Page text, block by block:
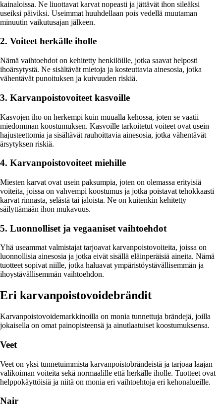
kainaloissa. Ne liuottavat karvat nopeasti ja jättävät ihon sileäksi
useiksi päiviksi. Useimmat huuhdellaan pois vedellä muutaman
minuutin vaikutusajan jälkeen.
2. Voiteet herkälle iholle
Nämä vaihtoehdot on kehitetty henkilöille, jotka saavat helposti
ihoärsytystä. Ne sisältävät mietoja ja kosteuttavia ainesosia, jotka
vähentävät punoituksen ja kuivuuden riskiä.
3. Karvanpoistovoiteet kasvoille
Kasvojen iho on herkempi kuin muualla kehossa, joten se vaatii
miedomman koostumuksen. Kasvoille tarkoitetut voiteet ovat usein
hajusteettomia ja sisältävät rauhoittavia ainesosia, jotka vähentävät
ärsytyksen riskiä.
4. Karvanpoistovoiteet miehille
Miesten karvat ovat usein paksumpia, joten on olemassa erityisiä
voiteita, joissa on vahvempi koostumus ja jotka poistavat tehokkaasti
karvat rinnasta, selästä tai jaloista. Ne on kuitenkin kehitetty
säilyttämään ihon mukavuus.
5. Luonnolliset ja vegaaniset vaihtoehdot
Yhä useammat valmistajat tarjoavat karvanpoistovoiteita, joissa on
luonnollisia ainesosia ja jotka eivät sisällä eläinperäisiä aineita. Nämä
tuotteet sopivat niille, jotka haluavat ympäristöystävällisemmän ja
ihoystävällisemmän vaihtoehdon.
Eri karvanpoistovoidebrändit
Karvanpoistovoidemarkkinoilla on monia tunnettuja brändejä, joilla
jokaisella on omat painopisteensä ja ainutlaatuiset koostumuksensa.
Veet
Veet on yksi tunnetuimmista karvanpoistobrändeistä ja tarjoaa laajan
valikoiman voiteita sekä normaalille että herkälle iholle. Tuotteet ovat
helppokäyttöisiä ja niitä on monia eri vaihtoehtoja eri kehonalueille.
Nair